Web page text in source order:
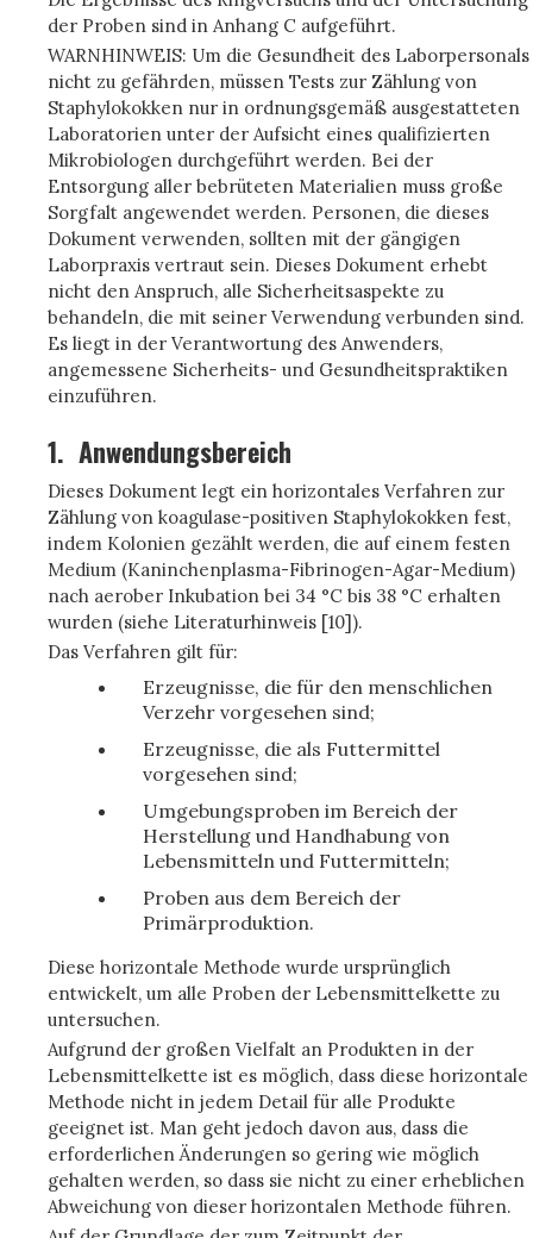
der Proben sind in Anhang C aufgeführt.
WARNHINWEIS: Um die Gesundheit des Laborpersonals
nicht zu gefährden, müssen Tests zur Zählung von
Staphylokokken nur in ordnungsgemäß ausgestatteten
Laboratorien unter der Aufsicht eines qualifizierten
Mikrobiologen durchgeführt werden. Bei der
Entsorgung aller bebrüteten Materialien muss große
Sorgfalt angewendet werden. Personen, die dieses
Dokument verwenden, sollten mit der gängigen
Laborpraxis vertraut sein. Dieses Dokument erhebt
nicht den Anspruch, alle Sicherheitsaspekte zu
behandeln, die mit seiner Verwendung verbunden sind.
Es liegt in der Verantwortung des Anwenders,
angemessene Sicherheits- und Gesundheitspraktiken
einzuführen.
1. Anwendungsbereich
Dieses Dokument legt ein horizontales Verfahren zur
Zählung von koagulase-positiven Staphylokokken fest,
indem Kolonien gezählt werden, die auf einem festen
Medium (Kaninchenplasma-Fibrinogen-Agar-Medium)
nach aerober Inkubation bei 34 °C bis 38 °C erhalten
wurden (siehe Literaturhinweis [10]).
Das Verfahren gilt für:
Erzeugnisse, die für den menschlichen
Verzehr vorgesehen sind;
Erzeugnisse, die als Futtermittel
vorgesehen sind;
Umgebungsproben im Bereich der
Herstellung und Handhabung von
Lebensmitteln und Futtermitteln;
Proben aus dem Bereich der
Primärproduktion.
Diese horizontale Methode wurde ursprünglich
entwickelt, um alle Proben der Lebensmittelkette zu
untersuchen.
Aufgrund der großen Vielfalt an Produkten in der
Lebensmittelkette ist es möglich, dass diese horizontale
Methode nicht in jedem Detail für alle Produkte
geeignet ist. Man geht jedoch davon aus, dass die
erforderlichen Änderungen so gering wie möglich
gehalten werden, so dass sie nicht zu einer erheblichen
Abweichung von dieser horizontalen Methode führen.